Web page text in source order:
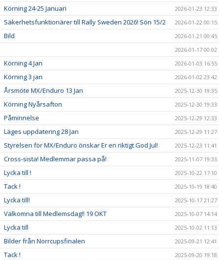
Körning 24-25 Januari 2026-01-23 12:33
Säkerhetsfunktionärer till Rally Sweden 2026! Sön 15/2 2026-01-22 00:15
Bild
2026-01-21 00:45
2026-01-17 00:02
Körning 4 Jan 2026-01-03 16:55
Körning 3 jan 2026-01-02 23:42
Årsmöte MX/Enduro 13 Jan 2025-12-30 19:35
Körning Nyårsafton 2025-12-30 19:33
Påminnelse 2025-12-29 12:33
Läges uppdatering 28 Jan 2025-12-29 11:27
Styrelsen för MX/Enduro önskar Er en riktigt God Jul! 2025-12-23 11:41
Cross-sista! Medlemmar passa på! 2025-11-07 19:33
Lycka till ! 2025-10-22 17:10
Tack ! 2025-10-19 18:40
Lycka till! 2025-10-17 21:27
Välkomna till Medlemsdag!! 19 OKT 2025-10-07 14:14
Lycka till 2025-10-02 11:13
Bilder från Norrcupsfinalen 2025-09-21 12:41
Tack ! 2025-09-20 19:18